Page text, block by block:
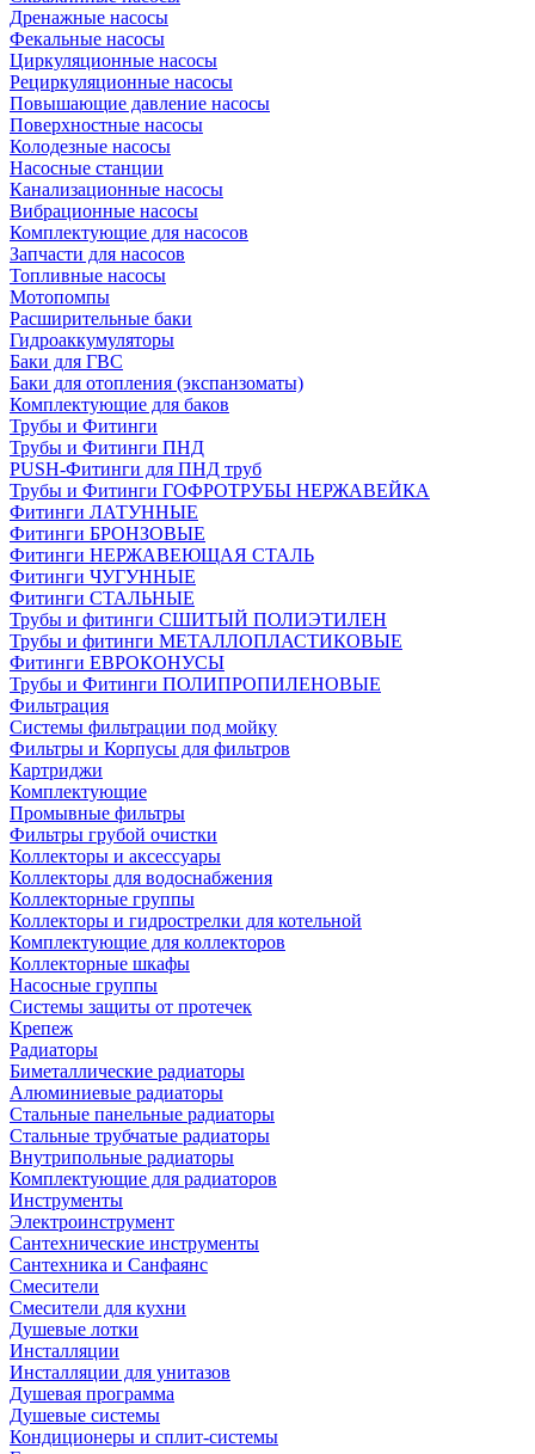
Дренажные насосы
Фекальные насосы
Циркуляционные насосы
Рециркуляционные насосы
Повышающие давление насосы
Поверхностные насосы
Колодезные насосы
Насосные станции
Канализационные насосы
Вибрационные насосы
Комплектующие для насосов
Запчасти для насосов
Топливные насосы
Мотопомпы
Расширительные баки
Гидроаккумуляторы
Баки для ГВС
Баки для отопления (экспанзоматы)
Комплектующие для баков
Трубы и Фитинги
Трубы и Фитинги ПНД
PUSH-Фитинги для ПНД труб
Трубы и Фитинги ГОФРОТРУБЫ НЕРЖАВЕЙКА
Фитинги ЛАТУННЫЕ
Фитинги БРОНЗОВЫЕ
Фитинги НЕРЖАВЕЮЩАЯ СТАЛЬ
Фитинги ЧУГУННЫЕ
Фитинги СТАЛЬНЫЕ
Трубы и фитинги СШИТЫЙ ПОЛИЭТИЛЕН
Трубы и фитинги МЕТАЛЛОПЛАСТИКОВЫЕ
Фитинги ЕВРОКОНУСЫ
Трубы и Фитинги ПОЛИПРОПИЛЕНОВЫЕ
Фильтрация
Системы фильтрации под мойку
Фильтры и Корпусы для фильтров
Картриджи
Комплектующие
Промывные фильтры
Фильтры грубой очистки
Коллекторы и аксессуары
Коллекторы для водоснабжения
Коллекторные группы
Коллекторы и гидрострелки для котельной
Комплектующие для коллекторов
Коллекторные шкафы
Насосные группы
Системы защиты от протечек
Крепеж
Радиаторы
Биметаллические радиаторы
Алюминиевые радиаторы
Стальные панельные радиаторы
Стальные трубчатые радиаторы
Внутрипольные радиаторы
Комплектующие для радиаторов
Инструменты
Электроинструмент
Сантехнические инструменты
Сантехника и Санфаянс
Смесители
Смесители для кухни
Душевые лотки
Инсталляции
Инсталляции для унитазов
Душевая программа
Душевые системы
Кондиционеры и сплит-системы